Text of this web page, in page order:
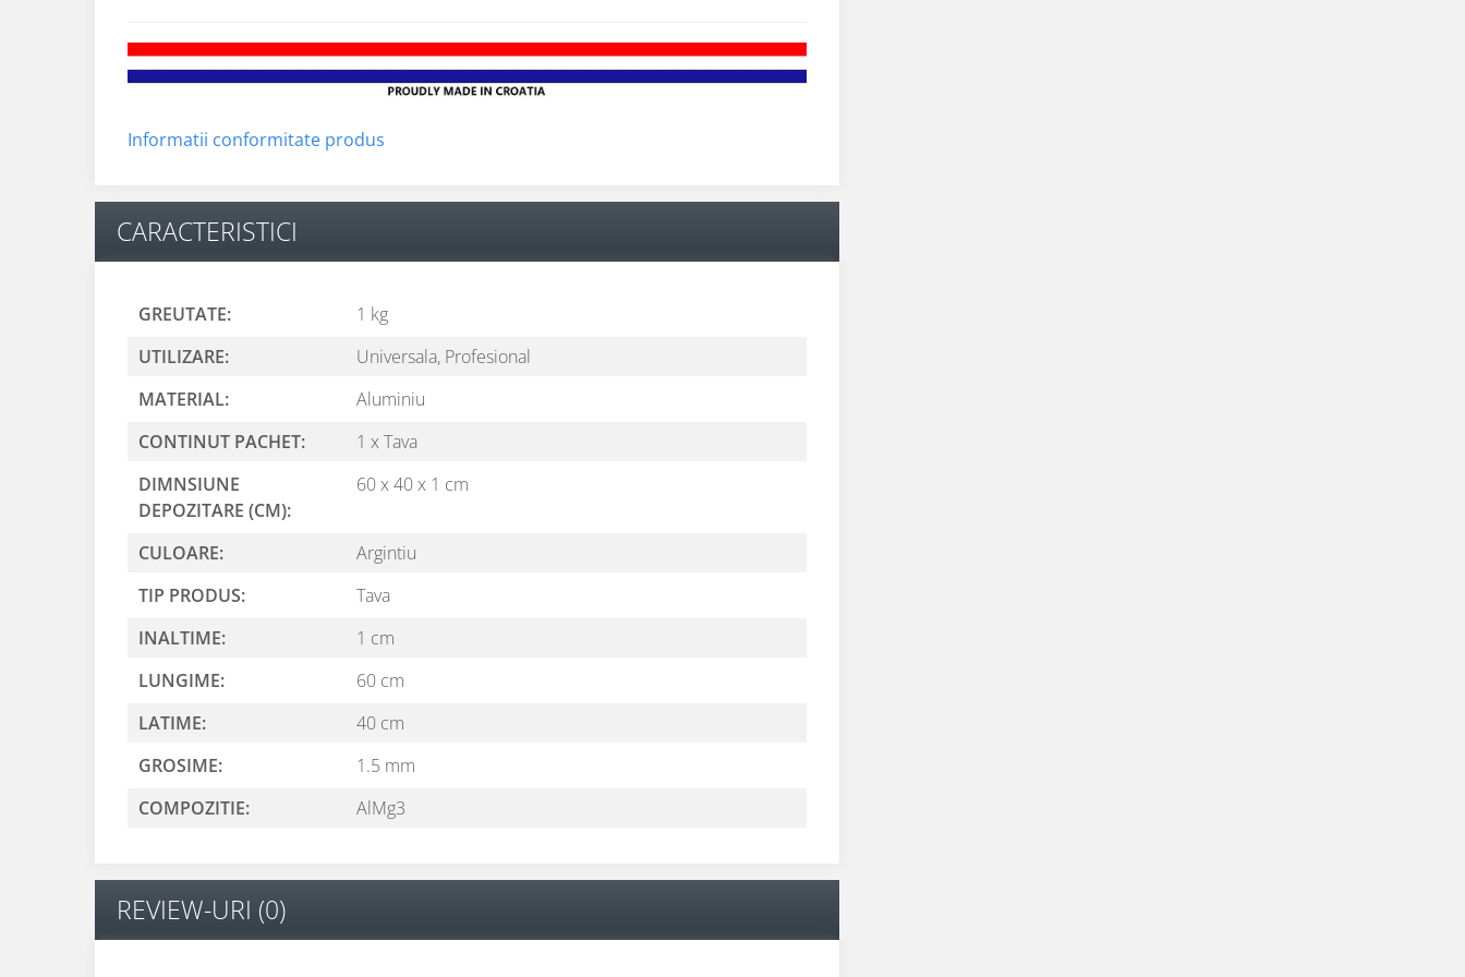
Informatii conformitate produs
CARACTERISTICI
GREUTATE:
1 kg
UTILIZARE:
Universala, Profesional
MATERIAL:
Aluminiu
CONTINUT PACHET:
1 x Tava
DIMNSIUNE
DEPOZITARE (CM):
60 x 40 x 1 cm
CULOARE:
Argintiu
TIP PRODUS:
Tava
INALTIME:
1 cm
LUNGIME:
60 cm
LATIME:
40 cm
GROSIME:
1.5 mm
COMPOZITIE:
AlMg3
REVIEW-URI (0)